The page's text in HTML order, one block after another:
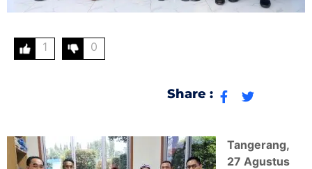
1 0
Share :
Tangerang,
27 Agustus